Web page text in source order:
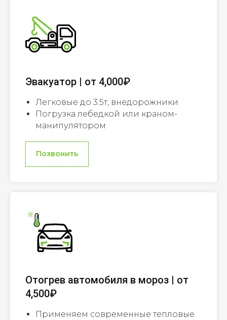
Эвакуатор | от 4,000₽
Легковые до 3.5т, внедорожники
Погрузка лебедкой или краном-
манипулятором
Позвонить
Отогрев автомобиля в мороз | от
4,500₽
Применяем современные тепловые